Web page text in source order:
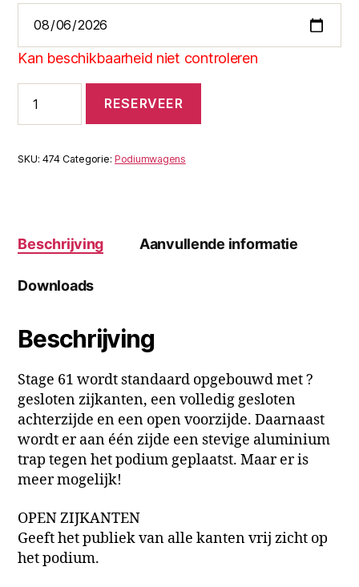
Kan beschikbaarheid niet controleren
XXL
RESERVEER
SKU:474 Categorie:Podiumwagens
Beschrijving Aanvullende informatie
Downloads
Beschrijving
Stage 61 wordt standaard opgebouwd met ?
gesloten zijkanten, een volledig gesloten
achterzijde en een open voorzijde. Daarnaast
wordt er aan één zijde een stevige aluminium
trap tegen het podium geplaatst. Maar er is
meer mogelijk!
OPEN ZIJKANTEN
Geeft het publiek van alle kanten vrij zicht op
het podium.